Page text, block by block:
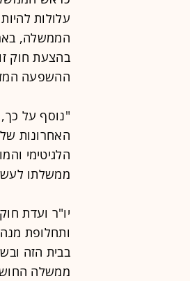
עלולות
הממשלה,
בהצעת חוק זו,
ההשפעה
"נוסף על
האחרונות
הלגיטימי
ממשלתו
יו"ר ועדת
ותחלופת
בבית הזה
ממשלה